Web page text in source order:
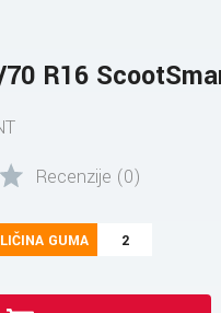
R16
Recenzije (0)
GUMA 2